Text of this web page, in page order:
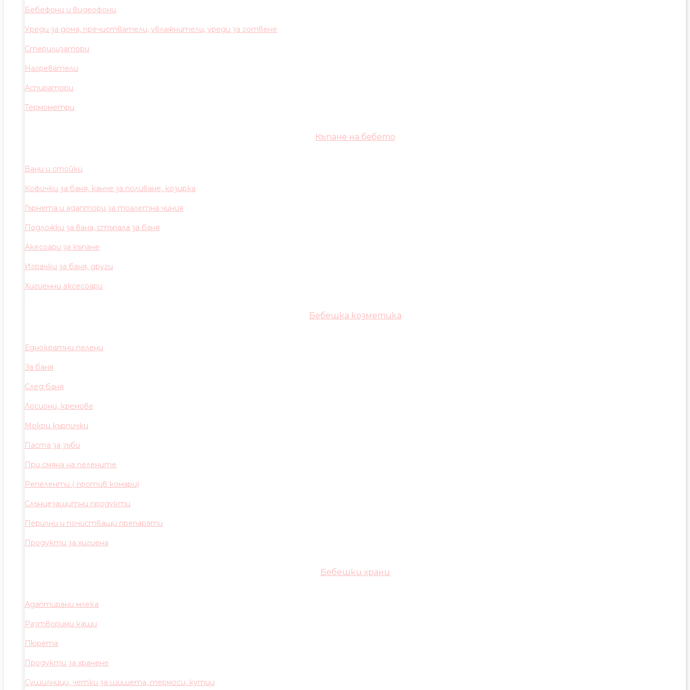
Бебефони и видеофони
Уреди за дома, пречистватели, увлажнители, уреди за готвене
Стерилизатори
Нагреватели
Аспиратори
Термометри
Къпане на бебето
Вани и стойки
Кофички за баня, канче за поливане, козирка
Гърнета и адаптори за тоалетна чиния
Подложки за вана, стъпала за баня
Акесоари за къпане
Играчки за баня, други
Хигиенни аксесоари
Бебешка козметика
Еднократни пелени
За баня
След баня
Лосиони, кремове
Мокри кърпички
Паста за зъби
При смяна на пелените
Репеленти ( против комари)
Слънцезащитни продукти
Перилни и почистващи препарати
Продукти за хигиена
Бебешки храни
Адаптирани млека
Разтворими каши
Пюрета
Продукти за хранене
Сушилници, четки за шишета, термоси, кутии